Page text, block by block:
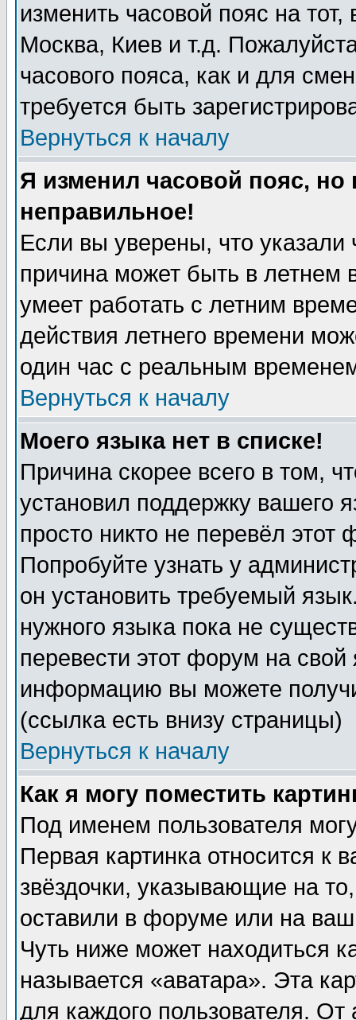
изменить часовой пояс на
Москва, Киев и т.д.
часового пояса, как и для
требуется быть
Вернуться к началу
Я изменил часовой пояс, но
неправильное!
Если вы уверены, что указали
причина может быть в
умеет работать с летним
действия летнего времени
один час с реальным
Вернуться к началу
Моего языка нет в списке!
Причина скорее всего в том,
установил поддержку вашего
просто никто не перевёл
Попробуйте узнать у
он установить требуемый
нужного языка пока не
перевести этот форум на
информацию вы можете
(ссылка есть внизу страницы)
Вернуться к началу
Как я могу поместить
Под именем пользователя
Первая картинка относится к
звёздочки, указывающие на
оставили в форуме или на
Чуть ниже может находиться
называется «аватара». Эта
для каждого пользователя. От